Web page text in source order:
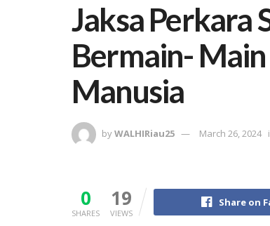
Jaksa Perkara
Bermain-
Manusia
byWALHIRiau25 March 26, 2024
0
SHARES
19
VIEWS
Share on